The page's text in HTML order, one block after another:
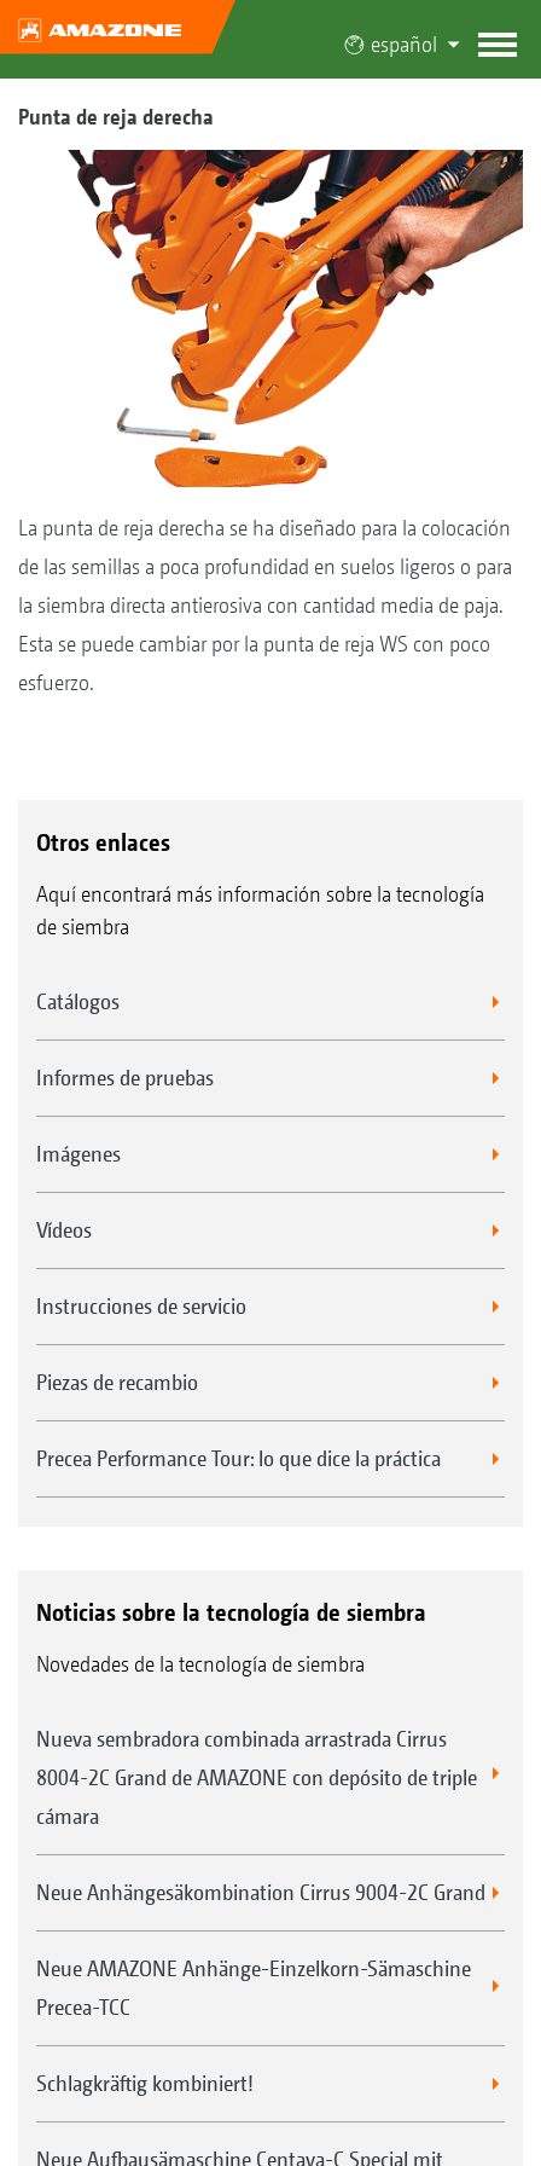
español
Punta de reja derecha
La punta de reja derecha se ha diseñado para la colocación
de las semillas a poca profundidad en suelos ligeros o para
la siembra directa antierosiva con cantidad media de paja.
Esta se puede cambiar por la punta de reja WS con poco
esfuerzo.
Otros enlaces
Aquí encontrará más información sobre la tecnología
de siembra
Catálogos
Informes de pruebas
Imágenes
Vídeos
Instrucciones de servicio
Piezas de recambio
Precea Performance Tour: lo que dice la práctica
Noticias sobre la tecnología de siembra
Novedades de la tecnología de siembra
Nueva sembradora combinada arrastrada Cirrus
8004-2C Grand de AMAZONE con depósito de triple
cámara
Neue Anhängesäkombination Cirrus 9004-2C Grand
Neue AMAZONE Anhänge-Einzelkorn-Sämaschine
Precea-TCC
Schlagkräftig kombiniert!
Neue Aufbausämaschine Centaya-C Special mit